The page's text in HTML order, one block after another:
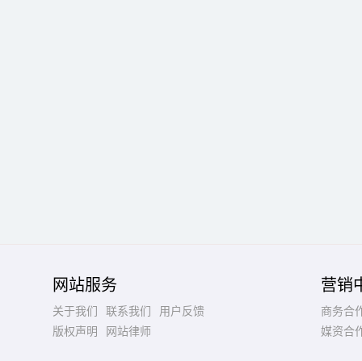
网站服务
关于我们 联系我们
用户反馈
版权声明
网站律师
营销
商务合
媒资合